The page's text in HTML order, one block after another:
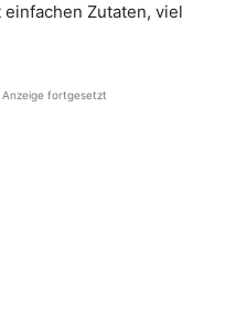
Zutaten, viel
fortgesetzt